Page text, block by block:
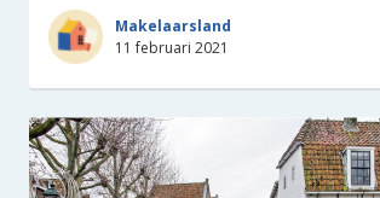
Makelaarsland
11 februari 2021